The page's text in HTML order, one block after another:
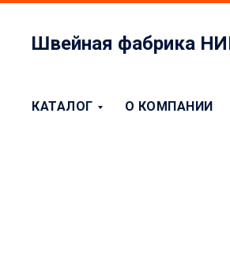
Швейная фабрика
КАТАЛОГ О КОМПАНИИ